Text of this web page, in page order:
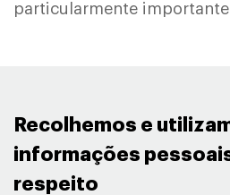
particularmente
Recolhemos e
informações
respeito ​